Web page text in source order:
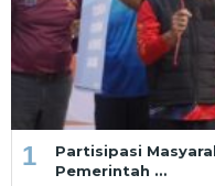
1
Partisipasi
Pemerintah …